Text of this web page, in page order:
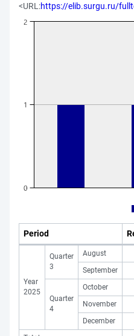
<URL:https://elib.surgu.ru/
Period
Year
2025
Quarter
3
August
September
Quarter
4
October
November
December